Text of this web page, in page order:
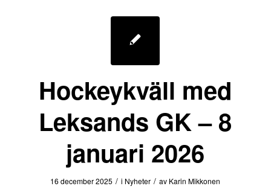
Hockeykväll med
Leksands GK – 8
januari 2026
16 december 2025 / i Nyheter / av Karin Mikkonen